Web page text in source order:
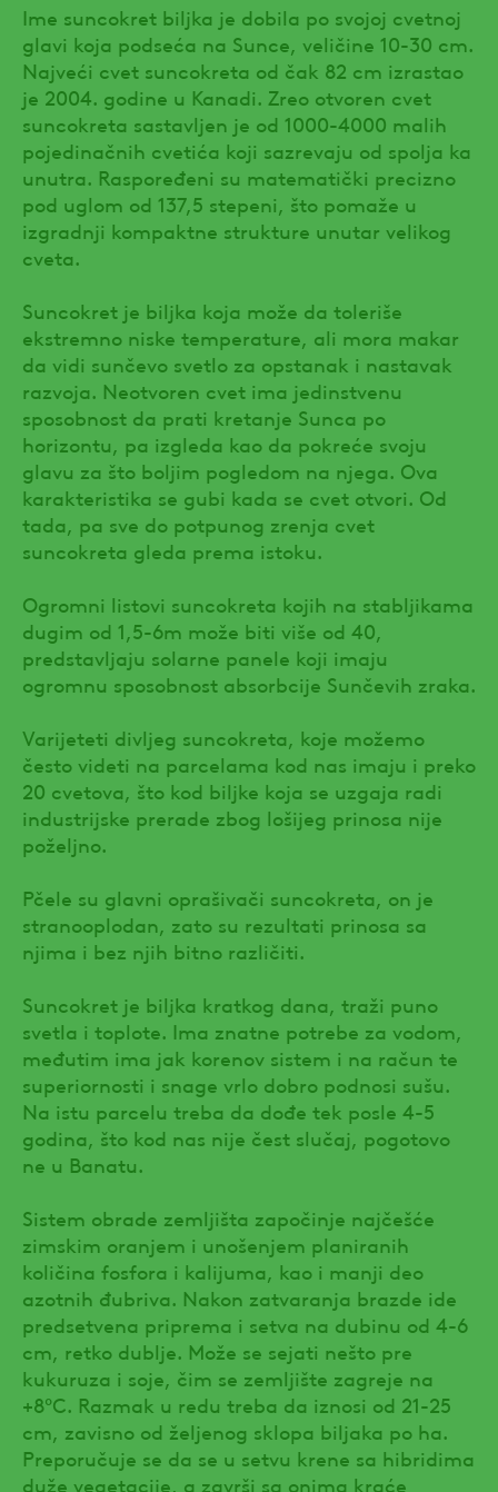
Ime suncokret biljka je dobila po svojoj cvetnoj
glavi koja podseća na Sunce, veličine 10-30 cm.
Najveći cvet suncokreta od čak 82 cm izrastao
je 2004. godine u Kanadi. Zreo otvoren cvet
suncokreta sastavljen je od 1000-4000 malih
pojedinačnih cvetića koji sazrevaju od spolja ka
unutra. Raspoređeni su matematički precizno
pod uglom od 137,5 stepeni, što pomaže u
izgradnji kompaktne strukture unutar velikog
cveta.
Suncokret je biljka koja može da toleriše
ekstremno niske temperature, ali mora makar
da vidi sunčevo svetlo za opstanak i nastavak
razvoja. Neotvoren cvet ima jedinstvenu
sposobnost da prati kretanje Sunca po
horizontu, pa izgleda kao da pokreće svoju
glavu za što boljim pogledom na njega. Ova
karakteristika se gubi kada se cvet otvori. Od
tada, pa sve do potpunog zrenja cvet
suncokreta gleda prema istoku.
Ogromni listovi suncokreta kojih na stabljikama
dugim od 1,5-6m može biti više od 40,
predstavljaju solarne panele koji imaju
ogromnu sposobnost absorbcije Sunčevih zraka.
Varijeteti divljeg suncokreta, koje možemo
često videti na parcelama kod nas imaju i preko
20 cvetova, što kod biljke koja se uzgaja radi
industrijske prerade zbog lošijeg prinosa nije
poželjno.
Pčele su glavni oprašivači suncokreta, on je
stranooplodan, zato su rezultati prinosa sa
njima i bez njih bitno različiti.
Suncokret je biljka kratkog dana, traži puno
svetla i toplote. Ima znatne potrebe za vodom,
međutim ima jak korenov sistem i na račun te
superiornosti i snage vrlo dobro podnosi sušu.
Na istu parcelu treba da dođe tek posle 4-5
godina, što kod nas nije čest slučaj, pogotovo
ne u Banatu.
Sistem obrade zemljišta započinje najčešće
zimskim oranjem i unošenjem planiranih
količina fosfora i kalijuma, kao i manji deo
azotnih đubriva. Nakon zatvaranja brazde ide
predsetvena priprema i setva na dubinu od 4-6
cm, retko dublje. Može se sejati nešto pre
kukuruza i soje, čim se zemljište zagreje na
+8ºC. Razmak u redu treba da iznosi od 21-25
cm, zavisno od željenog sklopa biljaka po ha.
Preporučuje se da se u setvu krene sa hibridima
duže vegetacije, a završi sa onima kraće